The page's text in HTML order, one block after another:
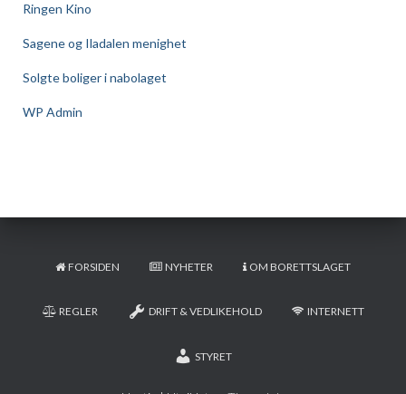
Ringen Kino
Sagene og Iladalen menighet
Solgte boliger i nabolaget
WP Admin
FORSIDEN NYHETER OM BORETTSLAGET
REGLER DRIFT & VEDLIKEHOLD INTERNETT
STYRET